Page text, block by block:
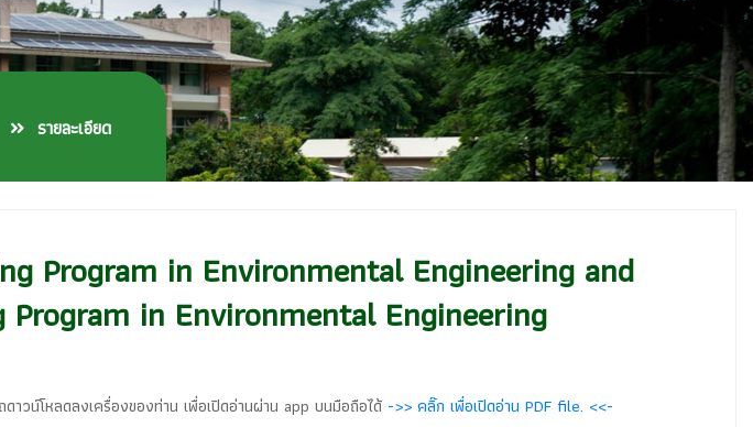
รายละเอียด
Program in Environmental Engineering and
Program in Environmental Engineering
าวน์โหลดลงเครื่องของท่าน เพื่อเปิดอ่านผ่าน app บนมือถือได้ ->> คลิ๊ก เพื่อเปิดอ่าน PDF file. <<-